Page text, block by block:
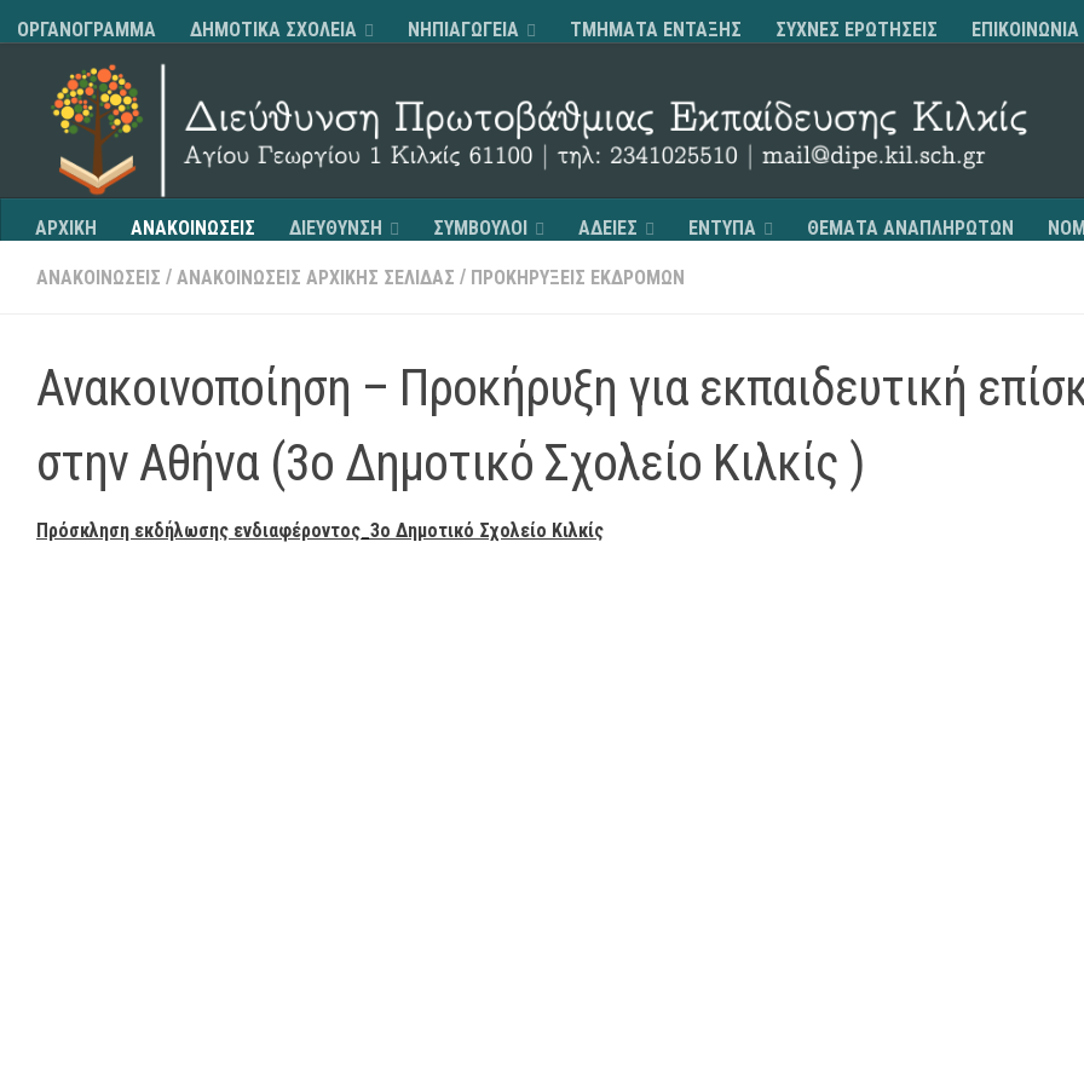
Skip to content
ΟΡΓΑΝΟΓΡΑΜΜΑ ΔΗΜΟΤΙΚΑ ΣΧΟΛΕΙΑ ΝΗΠΙΑΓΩΓΕΙΑ ΤΜΗΜΑΤΑ ΕΝΤΑΞΗΣ ΣΥΧΝΕΣ ΕΡΩΤΗΣΕΙΣ ΕΠΙΚΟΙΝΩΝΙΑ
ΑΡΧΙΚΗ ΑΝΑΚΟΙΝΩΣΕΙΣ ΔΙΕΥΘΥΝΣΗ ΣΥΜΒΟΥΛΟΙ ΑΔΕΙΕΣ ΕΝΤΥΠΑ ΘΕΜΑΤΑ ΑΝΑΠΛΗΡΩΤΩΝ
ΑΝΑΚΟΙΝΩΣΕΙΣ / ΑΝΑΚΟΙΝΩΣΕΙΣ ΑΡΧΙΚΗΣ ΣΕΛΙΔΑΣ / ΠΡΟΚΗΡΥΞΕΙΣ ΕΚΔΡΟΜΩΝ
Ανακοινοποίηση – Προκήρυξη για εκπαιδευτική
στην Αθήνα (3ο Δημοτικό Σχολείο Κιλκίς )
Πρόσκληση εκδήλωσης ενδιαφέροντος_3o Δημοτικό Σχολείο Κιλκίς